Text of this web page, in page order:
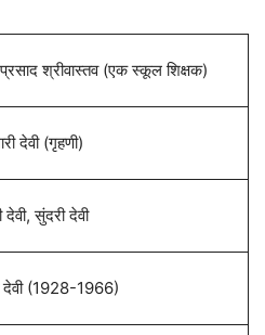
प्रसाद श्रीवास्तव (एक स्कूल शिक्षक)
देवी (गृहणी)
सुंदरी देवी
देवी (1928-1966)